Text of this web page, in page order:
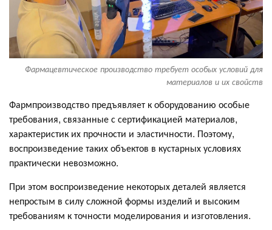
Фармацевтическое производство требует особых условий для
материалов и их свойств
Фармпроизводство предъявляет к оборудованию особые
требования, связанные с сертификацией материалов,
характеристик их прочности и эластичности. Поэтому,
воспроизведение таких объектов в кустарных условиях
практически невозможно.
При этом воспроизведение некоторых деталей является
непростым в силу сложной формы изделий и высоким
требованиям к точности моделирования и изготовления.